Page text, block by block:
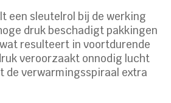
een sleutelrol bij de werking
druk beschadigt pakkingen
resulteert in voortdurende
veroorzaakt onnodig lucht
de verwarmingsspiraal extra